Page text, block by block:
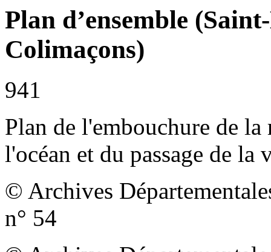
Plan d’ensemble
Colimaçons)
941
Plan de l'embouchure de
l'océan et du passage de la
© Archives
n° 54